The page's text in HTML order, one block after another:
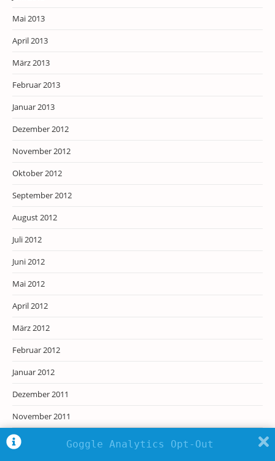
Mai 2013
April 2013
März 2013
Februar 2013
Januar 2013
Dezember 2012
November 2012
Oktober 2012
September 2012
August 2012
Juli 2012
Juni 2012
Mai 2012
April 2012
März 2012
Februar 2012
Januar 2012
Dezember 2011
November 2011
Oktober 2011
Goggle Analytics Opt-Out